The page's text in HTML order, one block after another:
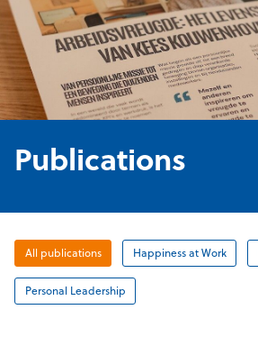
Publications
All publications Happiness at Work
Personal Leadership